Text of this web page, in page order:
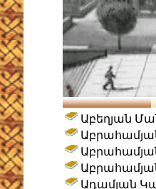
Աբեղյան
Աբրահամյան
Աբրահամյան
Ադամյան